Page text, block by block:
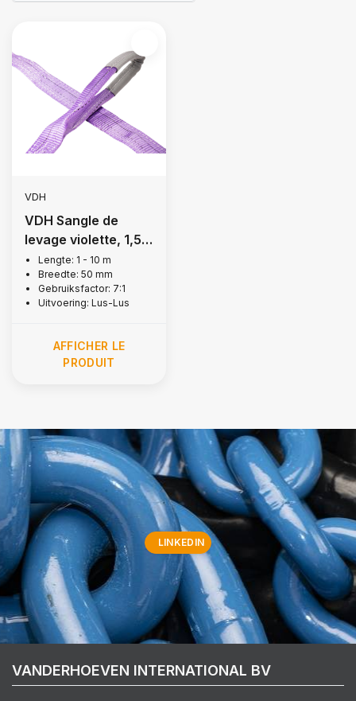
VDH
VDH Sangle de
levage violette, 1,5
tonne
Lengte: 1 - 10 m
Breedte: 50 mm
Gebruiksfactor: 7:1
Uitvoering: Lus-Lus
AFFICHER LE
PRODUIT
LINKEDIN
VANDERHOEVEN INTERNATIONAL BV